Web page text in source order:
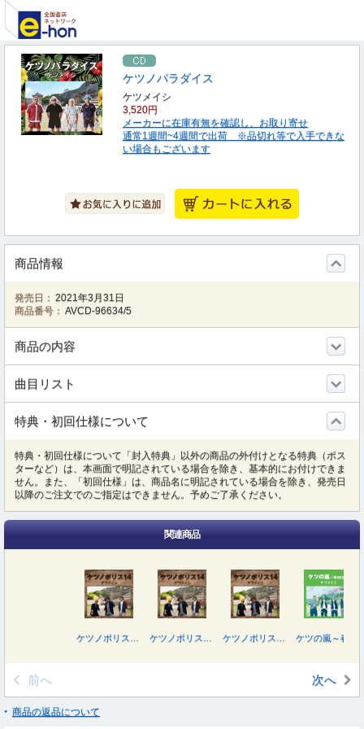
ケツノパラダイス
ケツメイシ
3,520円
メーカーに在庫有無を確認し、お取り寄せ
通常1週間~4週間で出荷 ※品切れ等で入手できな
い場合もございます
商品情報
発売日： 2021年3月31日
商品番号： AVCD-96634/5
商品の内容
曲目リスト
特典・初回仕様について
特典・初回仕様について「封入特典」以外の商品の外付けとなる特典（ポス
ターなど）は、本画面で明記されている場合を除き、基本的にお付けできま
せん。また、「初回仕様」は、商品名に明記されている場合を除き、発売日
以降のご注文でのご指定はできません。予めご了承ください。
関連商品
前へ 次へ
商品の返品について